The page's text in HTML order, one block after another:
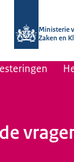
Ministerie
Zaken en